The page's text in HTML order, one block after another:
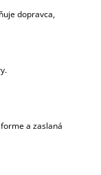
dopravca,
a zaslaná